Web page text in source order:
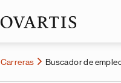
Carreras Buscador de